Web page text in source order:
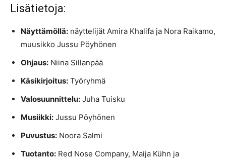
Lisätietoja:
Näyttämöllä: näyttelijät Amira Khalifa ja Nora Raikamo,
muusikko Jussu Pöyhönen
Ohjaus: Niina Sillanpää
Käsikirjoitus: Työryhmä
Valosuunnittelu: Juha Tuisku
Musiikki: Jussu Pöyhönen
Puvustus: Noora Salmi
Tuotanto: Red Nose Company, Maija Kühn ja